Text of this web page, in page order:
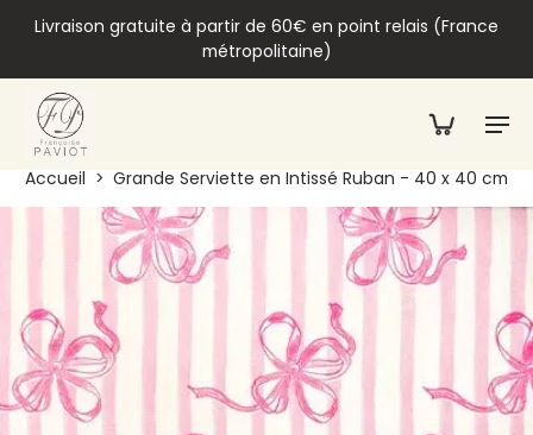
Livraison gratuite à partir de 60€ en point relais (France
métropolitaine)
Accueil > Grande Serviette en Intissé Ruban - 40 x 40 cm